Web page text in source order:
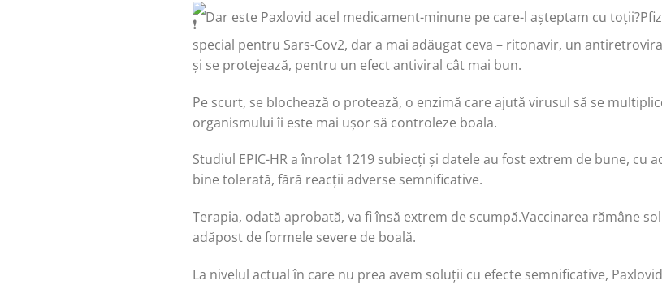
Dar este Paxlovid acel medicament-minune pe care-l așteptam cu
special pentru Sars-Cov2, dar a mai adăugat ceva – ritonavir, un
și se protejează, pentru un efect antiviral cât mai bun.
Pe scurt, se blochează o protează, o enzimă care ajută virusul să se
organismului îi este mai ușor să controleze boala.
Studiul EPIC-HR a înrolat 1219 subiecți și datele au fost extrem de bune, cu
bine tolerată, fără reacții adverse semnificative.
Terapia, odată aprobată, va fi însă extrem de scumpă.Vaccinarea rămâne
adăpost de formele severe de boală.
La nivelul actual în care nu prea avem soluții cu efecte semnificative,